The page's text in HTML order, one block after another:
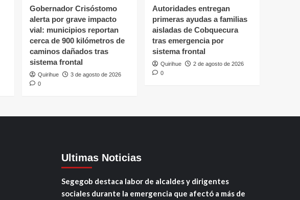
Gobernador Crisóstomo
alerta por grave impacto
vial: municipios reportan
cerca de 900 kilómetros de
caminos dañados tras
sistema frontal
Quirihue
3 de agosto de 2026
0
Autoridades entregan
primeras ayudas a familias
aisladas de Cobquecura
tras emergencia por
sistema frontal
Quirihue
2 de agosto de 2026
0
Ultimas Noticias
Segegob destaca labor de alcaldes y dirigentes
sociales durante la emergencia que afectó a más de